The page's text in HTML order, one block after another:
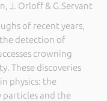
J. Orloff & G.Servant
of recent years,
detection of
crowning
These discoveries
physics: the
particles and the